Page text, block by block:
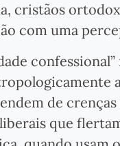
cristãos
com uma
de
que